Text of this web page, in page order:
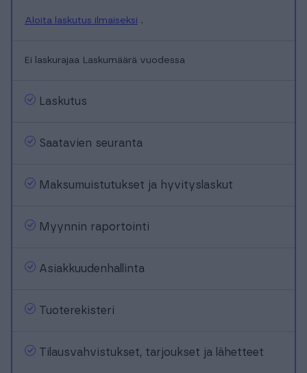
Aloita laskutus ilmaiseksi .
Ei laskurajaa Laskumäärä vuodessa
Laskutus
Saatavien seuranta
Maksumuistutukset ja hyvityslaskut
Myynnin raportointi
Asiakkuudenhallinta
Tuoterekisteri
Tilausvahvistukset, tarjoukset ja lähetteet